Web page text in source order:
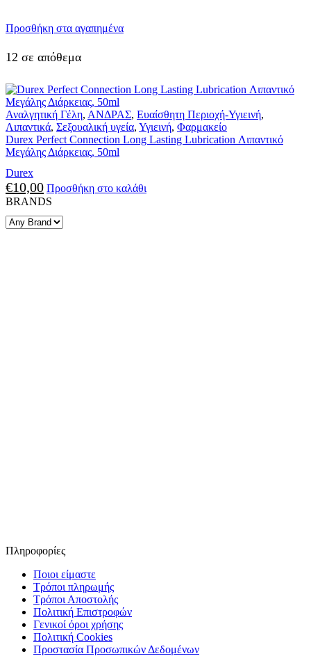
Προσθήκη στα αγαπημένα
12 σε απόθεμα
Αναλγητική Γέλη, ΑΝΔΡΑΣ, Ευαίσθητη Περιοχή-Υγιεινή,
Λιπαντικά, Σεξουαλική υγεία, Υγιεινή, Φαρμακείο
Durex Perfect Connection Long Lasting Lubrication Λιπαντικό
Μεγάλης Διάρκειας, 50ml
Durex
€10,00 Προσθήκη στο καλάθι
BRANDS
Πληροφορίες
Ποιοι είμαστε
Τρόποι πληρωμής
Τρόποι Αποστολής
Πολιτική Επιστροφών
Γενικοί όροι χρήσης
Πολιτική Cookies
Προστασία Προσωπικών Δεδομένων